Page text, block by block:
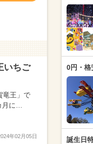
いちご
竜王」で
に…
年02月05日
0円・格
誕生日